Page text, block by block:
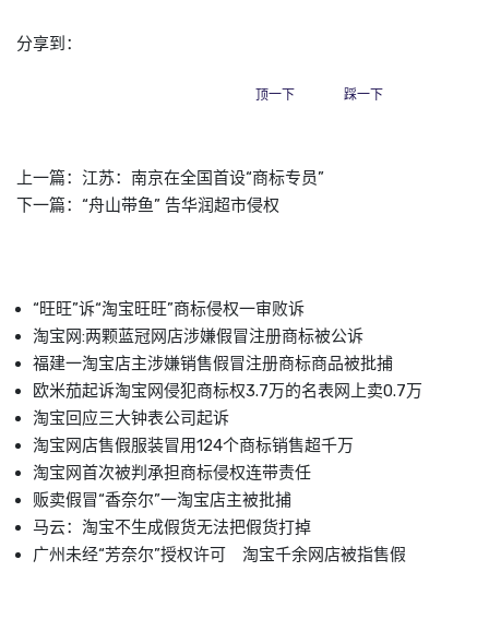
分享到：
顶一下 踩一下
上一篇： 江苏：南京在全国首设“商标专员”
下一篇： “舟山带鱼” 告华润超市侵权
“旺旺”诉“淘宝旺旺”商标侵权一审败诉
淘宝网:两颗蓝冠网店涉嫌假冒注册商标被公诉
福建一淘宝店主涉嫌销售假冒注册商标商品被批捕
欧米茄起诉淘宝网侵犯商标权3.7万的名表网上卖0.7万
淘宝回应三大钟表公司起诉
淘宝网店售假服装冒用124个商标销售超千万
淘宝网首次被判承担商标侵权连带责任
贩卖假冒“香奈尔”一淘宝店主被批捕
马云：淘宝不生成假货无法把假货打掉
广州未经“芳奈尔”授权许可 淘宝千余网店被指售假